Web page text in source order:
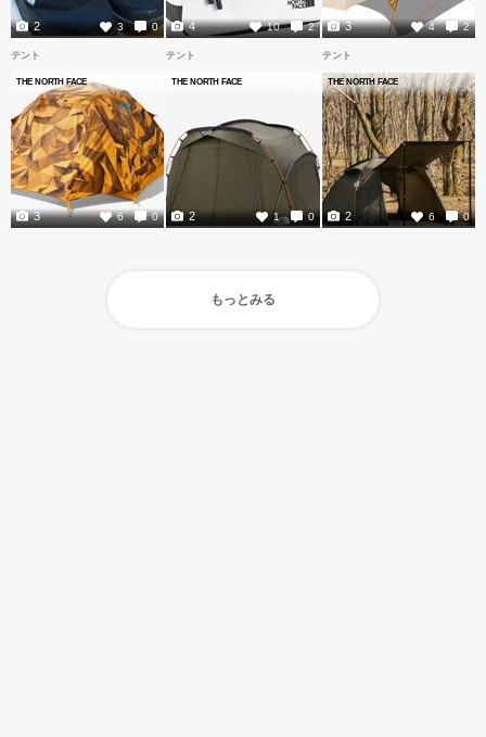
3 0
2 10 2
4 4 2
3
テント
THE NORTH FACE
6 0
3
テント
THE NORTH FACE
1 0
2
テント
THE NORTH FACE
6 0
2
もっとみる